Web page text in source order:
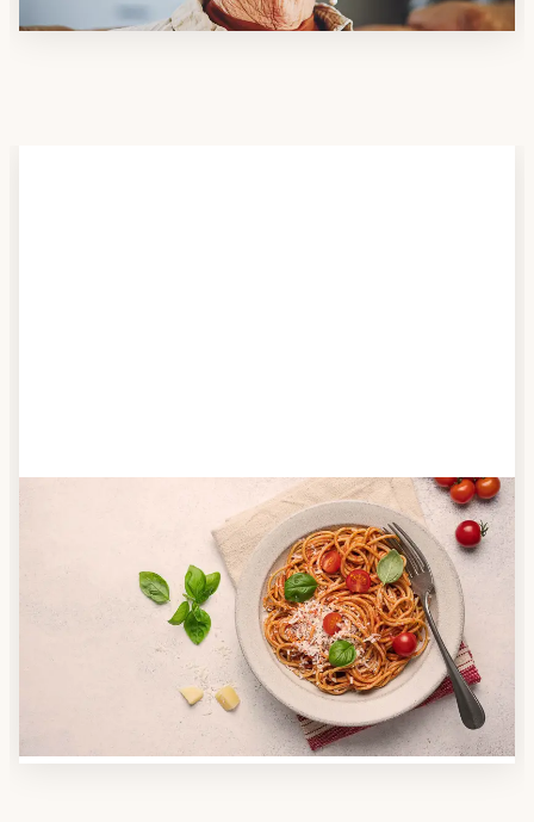
Anbieter finden
Nutzen Sie unsere große Mahlzeiten-Dienst-Suche,
um herauszufinden, welche Anbieter es in Ihrer
Region gibt und welcher am besten zu Ihnen passt.
Verschaffen Sie sich auch einen Überblick über die
Essen auf Rädern-Kosten.